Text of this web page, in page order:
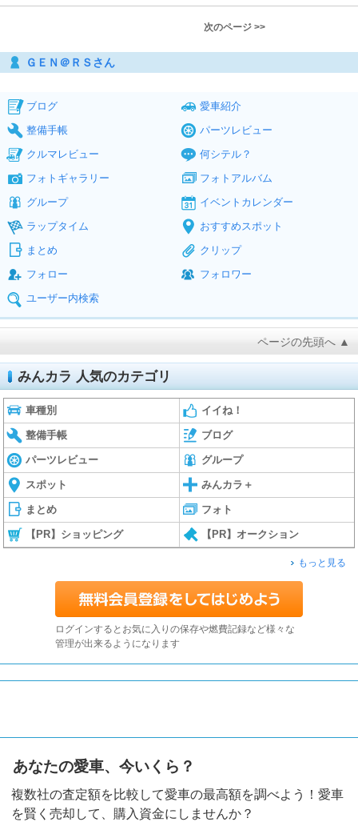
次のページ >>
ＧＥＮ＠ＲＳさん
ブログ
愛車紹介
整備手帳
パーツレビュー
クルマレビュー
何シテル？
フォトギャラリー
フォトアルバム
グループ
イベントカレンダー
ラップタイム
おすすめスポット
まとめ
クリップ
フォロー
フォロワー
ユーザー内検索
ページの先頭へ ▲
みんカラ 人気のカテゴリ
車種別 イイね！
整備手帳 ブログ
パーツレビュー グループ
スポット みんカラ＋
まとめ フォト
【PR】ショッピング 【PR】オークション
もっと見る
ログインするとお気に入りの保存や燃費記録など様々な
管理が出来るようになります
あなたの愛車、今いくら？
複数社の査定額を比較して愛車の最高額を調べよう！愛車
を賢く売却して、購入資金にしませんか？